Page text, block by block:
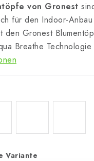
von Gronest
für den Indoor-
den Gronest
Breathe Technologie
Variante